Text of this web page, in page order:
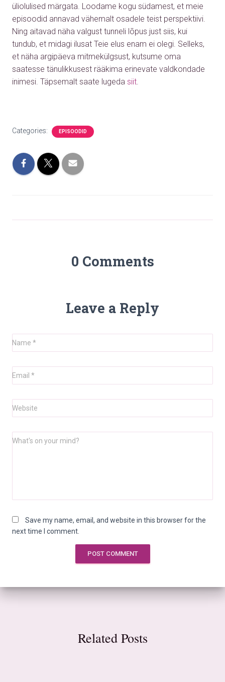
üliolulised märgata. Loodame kogu südamest, et meie
episoodid annavad vähemalt osadele teist perspektiivi.
Ning aitavad näha valgust tunneli lõpus just siis, kui
tundub, et midagi ilusat Teie elus enam ei olegi. Selleks,
et näha argipäeva mitmekülgsust, kutsume oma
saatesse tänulikkusest rääkima erinevate valdkondade
inimesi. Täpsemalt saate lugeda siit.
Categories: EPISOODID
0 Comments
Leave a Reply
Name *
Email *
Website
What's on your mind?
Save my name, email, and website in this browser for the
next time I comment.
Related Posts